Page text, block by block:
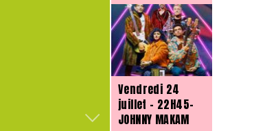
Vendredi 24
juillet – 22H45-
JOHNNY MAKAM